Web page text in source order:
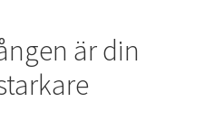
är din